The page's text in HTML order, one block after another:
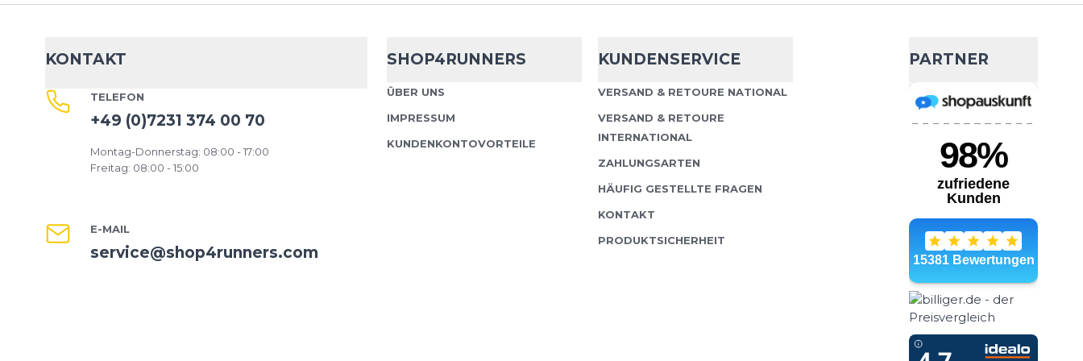
Tank
56,99 €
70,00 €
Trail Racing Tank – ultraleichtes Lauf-Top für
entwickelt,...
Wähle deine Größe
HokaEveryrun Tank - 8 %
45,99 €
Wähle deine Größe
IN DEN WARENKORB
KONTAKT
TELEFON
+49 (0)7231 374 00 70
Montag-Donnerstag: 08:00 - 17:00
Freitag: 08:00 - 15:00
E-MAIL
service@shop4runners.com
SHOP4RUNNERS
ÜBER UNS
IMPRESSUM
KUNDENKONTOVORTEILE
KUNDENSERVICE
VERSAND & RETOURE NATIONAL
VERSAND & RETOURE
INTERNATIONAL
ZAHLUNGSARTEN
HÄUFIG GESTELLTE FRAGEN
KONTAKT
PRODUKTSICHERHEIT
PARTNER